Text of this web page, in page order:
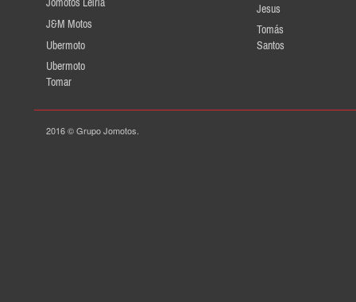
J&M Motos
Ubermoto
Ubermoto
Tomar
Jesus
Tomás
Santos
2016 © Grupo Jomotos.